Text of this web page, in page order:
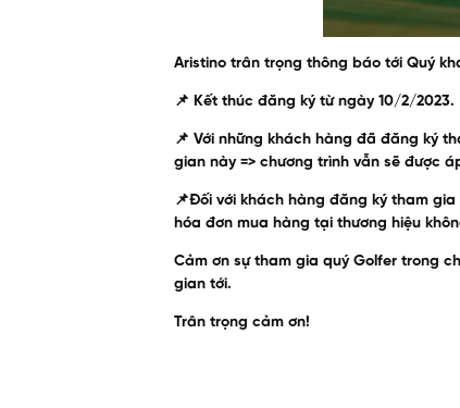
Aristino trân trọng thông báo tới Quý
📌 Kết thúc đăng ký từ ngày 10/2/2023.
📌 Với những khách hàng đã đăng ký
gian này => chương trình vẫn sẽ được
📌Đối với khách hàng đăng ký tham
hóa đơn mua hàng tại thương hiệu
Cảm ơn sự tham gia quý Golfer trong
gian tới.
Trân trọng cảm ơn!